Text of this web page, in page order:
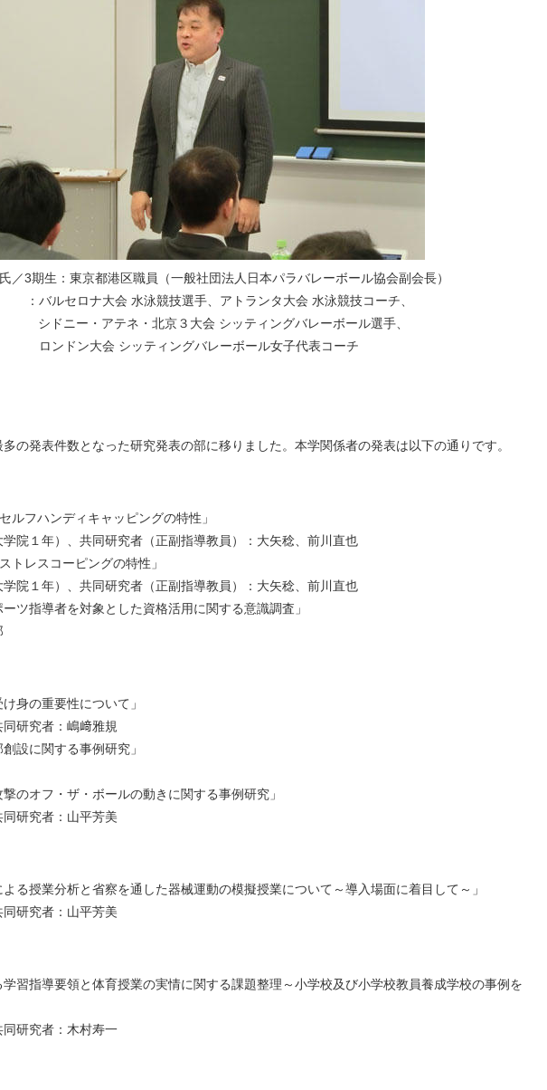
／3期生：東京都港区職員（一般社団法人日本パラバレーボール協会副会長）
バルセロナ大会 水泳競技選手、アトランタ大会 水泳競技コーチ、
ドニー・アテネ・北京３大会 シッティングバレーボール選手、
ロンドン大会 シッティングバレーボール女子代表コーチ
の発表件数となった研究発表の部に移りました。本学関係者の発表は以下の通りです。
ルフハンディキャッピングの特性」
院１年）、共同研究者（正副指導教員）：大矢稔、前川直也
トレスコーピングの特性」
院１年）、共同研究者（正副指導教員）：大矢稔、前川直也
ツ指導者を対象とした資格活用に関する意識調査」
身の重要性について」
研究者：嶋﨑雅規
設に関する事例研究」
のオフ・ザ・ボールの動きに関する事例研究」
研究者：山平芳美
よる授業分析と省察を通した器械運動の模擬授業について～導入場面に着目して～」
研究者：山平芳美
学習指導要領と体育授業の実情に関する課題整理～小学校及び小学校教員養成学校の事例を
研究者：木村寿一